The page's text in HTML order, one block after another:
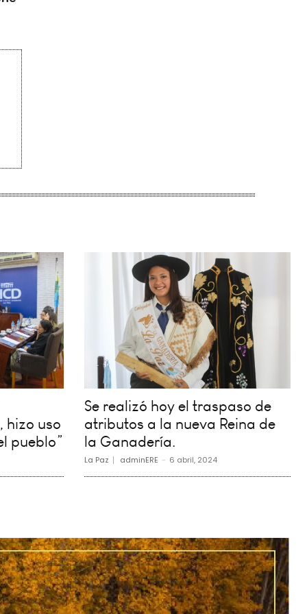
hizo uso
pueblo”
Se realizó hoy el traspaso de
atributos a la nueva Reina de
la Ganadería.
La Paz adminERE - 6 abril, 2024